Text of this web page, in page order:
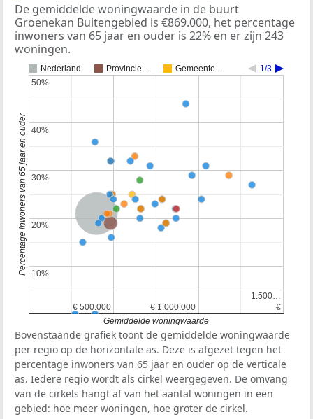
De gemiddelde woningwaarde in de buurt
Groenekan Buitengebied is €869.000, het percentage
inwoners van 65 jaar en ouder is 22% en er zijn 243
woningen.
Nederland Provincie… Gemeente… 1/3
Nederland
Provincie Utrecht
€ 500.000
€ 500.000 € 1.000.000
€ 1.000.000 €
€
1.500…
1.500…
10%
10%
20%
20%
30%
30%
40%
40%
50%
50%
Gemiddelde woningwaarde
Percentage inwoners van 65 jaar en ouder
Bovenstaande grafiek toont de gemiddelde woningwaarde
per regio op de horizontale as. Deze is afgezet tegen het
percentage inwoners van 65 jaar en ouder op de verticale
as. Iedere regio wordt als cirkel weergegeven. De omvang
van de cirkels hangt af van het aantal woningen in een
gebied: hoe meer woningen, hoe groter de cirkel.